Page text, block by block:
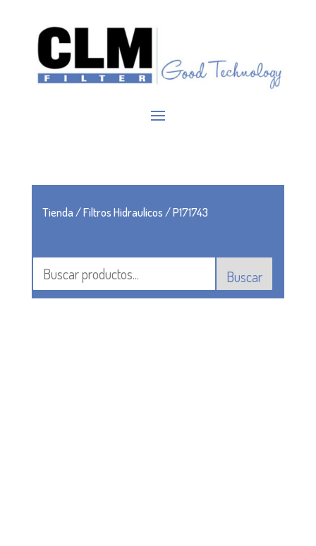
Tienda/Filtros Hidraulicos/ P171743
Buscar